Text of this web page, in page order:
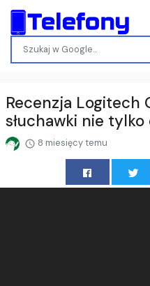
Recenzja Logitech
słuchawki nie
8 miesięcy temu